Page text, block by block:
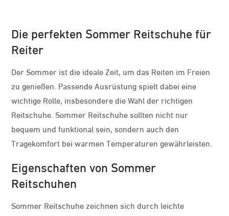
Die perfekten Sommer Reitschuhe für
Reiter
Der Sommer ist die ideale Zeit, um das Reiten im Freien
zu genießen. Passende Ausrüstung spielt dabei eine
wichtige Rolle, insbesondere die Wahl der richtigen
Reitschuhe. Sommer Reitschuhe sollten nicht nur
bequem und funktional sein, sondern auch den
Tragekomfort bei warmen Temperaturen gewährleisten.
Eigenschaften von Sommer
Reitschuhen
Sommer Reitschuhe zeichnen sich durch leichte